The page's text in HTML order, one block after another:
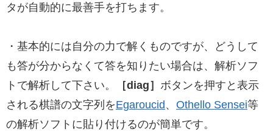
タが自動的に最善手を打ちます。
・基本的には自分の力で解くものですが、どうして
も答が分からなくて答を知りたい場合は、解析ソフ
トで解析して下さい。
［diag］ ボタンを押すと表示
される棋譜の文字列をEgaroucid、 Othello Sensei等
の解析ソフトに貼り付けるのが簡単です。